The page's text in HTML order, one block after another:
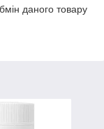
даного товару